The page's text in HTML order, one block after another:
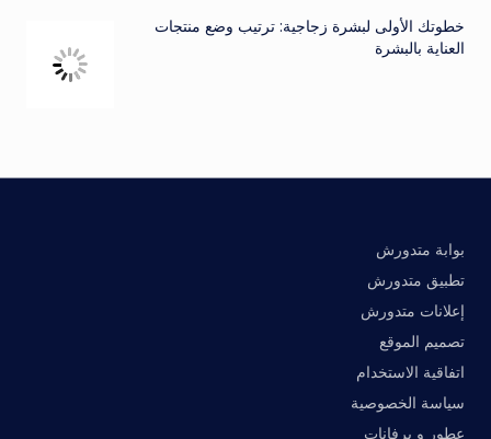
خطوتك الأولى لبشرة زجاجية: ترتيب وضع منتجات
العناية بالبشرة
بوابة متدورش
تطبيق متدورش
إعلانات متدورش
تصميم الموقع
اتفاقية الاستخدام
سياسة الخصوصية
عطور و برفانات